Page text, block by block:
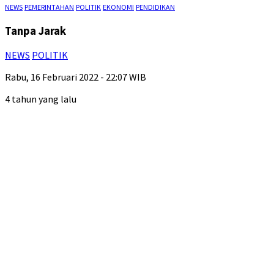
NEWS PEMERINTAHAN POLITIK EKONOMI PENDIDIKAN
Tanpa Jarak
NEWS POLITIK
Rabu, 16 Februari 2022 - 22:07 WIB
4 tahun yang lalu